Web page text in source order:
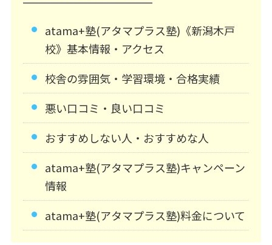
atama+塾(アタマプラス塾)《新潟木戸
校》基本情報・アクセス
校舎の雰囲気・学習環境・合格実績
悪い口コミ・良い口コミ
おすすめしない人・おすすめな人
atama+塾(アタマプラス塾)キャンペーン
情報
atama+塾(アタマプラス塾)料金について